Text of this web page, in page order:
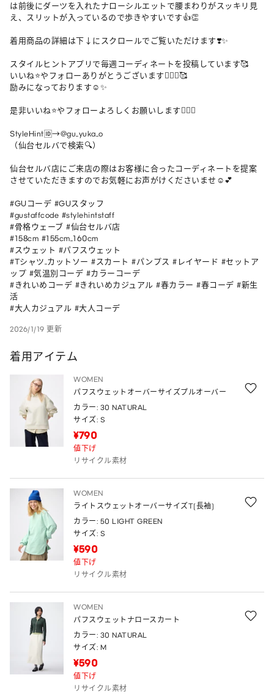
は前後にダーツを入れたナローシルエットで腰まわりがスッキリ見
え、スリットが入っているので歩きやすいです👍👏
着用商品の詳細は下↓にスクロールでご覧いただけます❣️✨
スタイルヒントアプリで毎週コーディネートを投稿しています🥰
いいね⭐️やフォローありがとうございます🙇🏻‍♀️🥰
励みになっております☺️✨
是非いいね⭐️やフォローよろしくお願いします🙇🏻‍♀️
StyleHint🆔→@gu_yuka_o
（仙台セルバで検索🔍）
仙台セルバ店にご来店の際はお客様に合ったコーディネートを提案
させていただきますのでお気軽にお声がけくださいませ☺️💕
#GUコーデ #GUスタッフ
#gustaffcode #stylehintstaff
#骨格ウェーブ #仙台セルバ店
#158cm #155cm_160cm
#スウェット #パフスウェット
#Tシャツ_カットソー #スカート #パンプス #レイヤード #セットア
ップ #気温別コーデ #カラーコーデ
#きれいめコーデ #きれいめカジュアル #春カラー #春コーデ #新生
活
#大人カジュアル #大人コーデ
2026/1/19 更新
着用アイテム
WOMEN
パフスウェットオーバーサイズプルオーバー
カラー: 30 NATURAL
サイズ: S
¥790
値下げ
リサイクル素材
WOMEN
ライトスウェットオーバーサイズT(長袖)
カラー: 50 LIGHT GREEN
サイズ: S
¥590
値下げ
リサイクル素材
WOMEN
パフスウェットナロースカート
カラー: 30 NATURAL
サイズ: M
¥590
値下げ
リサイクル素材